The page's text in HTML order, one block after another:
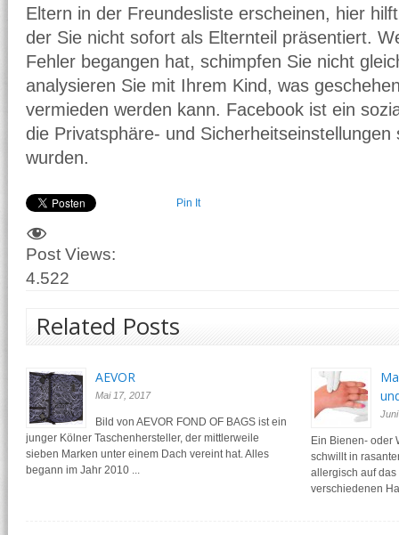
Eltern in der Freundesliste erscheinen, hier
der Sie nicht sofort als Elternteil präsentiert.
Fehler begangen hat, schimpfen Sie nicht
analysieren Sie mit Ihrem Kind, was
vermieden werden kann. Facebook ist ein
die Privatsphäre- und Sicherheitseinstellungen
wurden.
Pin It
Post Views:
4.522
Related Posts
AEVOR
Mai 17, 2017
Bild von AEVOR FOND OF BAGS ist ein
junger Kölner Taschenhersteller, der mittlerweile
sieben Marken unter einem Dach vereint hat. Alles
begann im Jahr 2010 ...
Ein Bienen- oder
schwillt in
allergisch auf
verschiedenen